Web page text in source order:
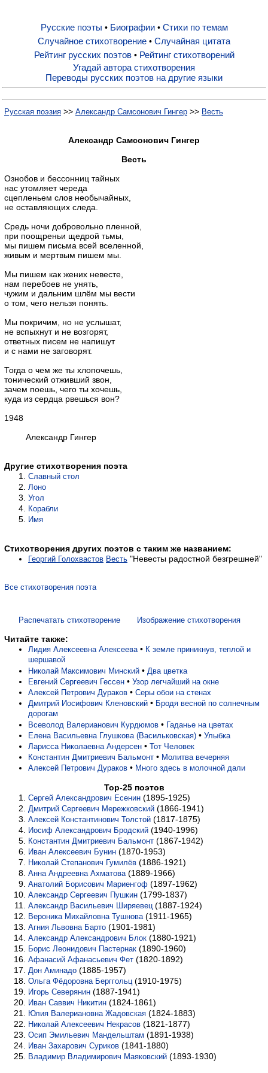
Русские поэты
Биографии
Стихи по темам
Случайное стихотворение
Случайная цитата
Рейтинг русских поэтов
Рейтинг стихотворений
Русские поэты • Биографии• Стихи по темам
Случайное стихотворение • Случайная цитата
Рейтинг русских поэтов• Рейтинг стихотворений
Угадай автора стихотворения
Переводы русских поэтов на другие языки
Русская поэзия >> Александр Самсонович Гингер >> Весть
Александр Самсонович Гингер
Весть
Ознобов и бессонниц тайных
нас утомляет череда
сцепленьем слов необычайных,
не оставляющих следа.
Средь ночи добровольно пленной,
при поощреньи щедрой тьмы,
мы пишем письма всей вселенной,
живым и мертвым пишем мы.
Мы пишем как жених невесте,
нам перебоев не унять,
чужим и дальним шлём мы вести
о том, чего нельзя понять.
Мы покричим, но не услышат,
не вспыхнут и не возгорят,
ответных писем не напишут
и с нами не заговорят.
Тогда о чем же ты хлопочешь,
тонический отживший звон,
зачем поешь, чего ты хочешь,
куда из сердца рвешься вон?
1948
Александр Гингер
Другие стихотворения поэта
Славный стол
Лоно
Угол
Корабли
Имя
Стихотворения других поэтов с таким же названием:
Георгий Голохвастов Весть "Невесты радостной безгрешней"
Все стихотворения поэта
Распечатать стихотворение Изображение стихотворения
Читайте также:
Лидия Алексеевна Алексеева • К земле приникнув, теплой и
шершавой
Николай Максимович Минский • Два цветка
Евгений Сергеевич Гессен • Узор легчайший на окне
Алексей Петрович Дураков • Серы обои на стенах
Дмитрий Иосифович Кленовский • Бродя весной по солнечным
дорогам
Всеволод Валерианович Курдюмов • Гаданье на цветах
Елена Васильевна Глушкова (Васильковская) • Улыбка
Ларисса Николаевна Андерсен • Тот Человек
Константин Дмитриевич Бальмонт • Молитва вечерняя
Алексей Петрович Дураков • Много здесь в молочной дали
Top-25 поэтов
Сергей Александрович Есенин (1895-1925)
Дмитрий Сергеевич Мережковский (1866-1941)
Алексей Константинович Толстой (1817-1875)
Иосиф Александрович Бродский (1940-1996)
Константин Дмитриевич Бальмонт (1867-1942)
Иван Алексеевич Бунин (1870-1953)
Николай Степанович Гумилёв (1886-1921)
Анна Андреевна Ахматова (1889-1966)
Анатолий Борисович Мариенгоф (1897-1962)
Александр Сергеевич Пушкин (1799-1837)
Александр Васильевич Ширяевец (1887-1924)
Вероника Михайловна Тушнова (1911-1965)
Агния Львовна Барто (1901-1981)
Александр Александрович Блок (1880-1921)
Борис Леонидович Пастернак (1890-1960)
Афанасий Афанасьевич Фет (1820-1892)
Дон Аминадо (1885-1957)
Ольга Фёдоровна Берггольц (1910-1975)
Игорь Северянин (1887-1941)
Иван Саввич Никитин (1824-1861)
Юлия Валериановна Жадовская (1824-1883)
Николай Алексеевич Некрасов (1821-1877)
Осип Эмильевич Мандельштам (1891-1938)
Иван Захарович Суриков (1841-1880)
Владимир Владимирович Маяковский (1893-1930)